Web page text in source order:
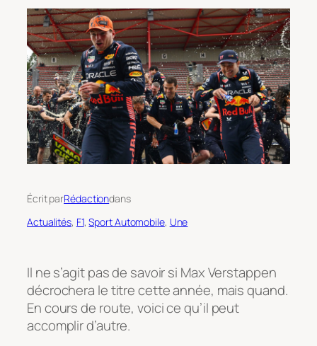
Écrit parRédactiondans
Actualités, F1, Sport Automobile, Une
Il ne s’agit pas de savoir si Max Verstappen
décrochera le titre cette année, mais quand.
En cours de route, voici ce qu’il peut
accomplir d’autre.